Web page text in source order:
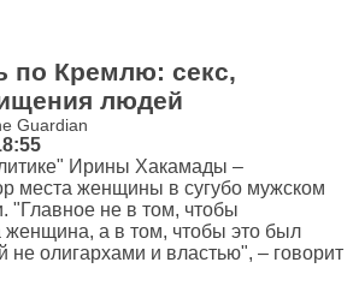
по Кремлю: секс,
людей
Guardian
Ирины Хакамады –
места женщины в сугубо мужском
"Главное не в том, чтобы
женщина, а в том, чтобы это был
не олигархами и властью", – говорит